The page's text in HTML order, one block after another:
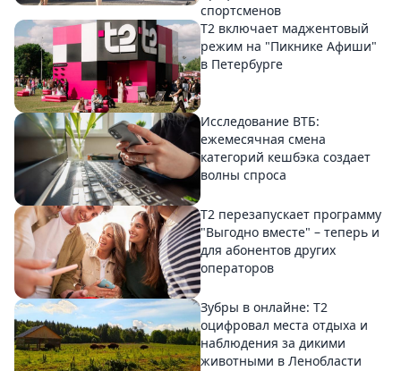
спортсменов
Т2 включает маджентовый
режим на "Пикнике Афиши"
в Петербурге
Исследование ВТБ:
ежемесячная смена
категорий кешбэка создает
волны спроса
Т2 перезапускает программу
"Выгодно вместе" – теперь и
для абонентов других
операторов
Зубры в онлайне: Т2
оцифровал места отдыха и
наблюдения за дикими
животными в Ленобласти